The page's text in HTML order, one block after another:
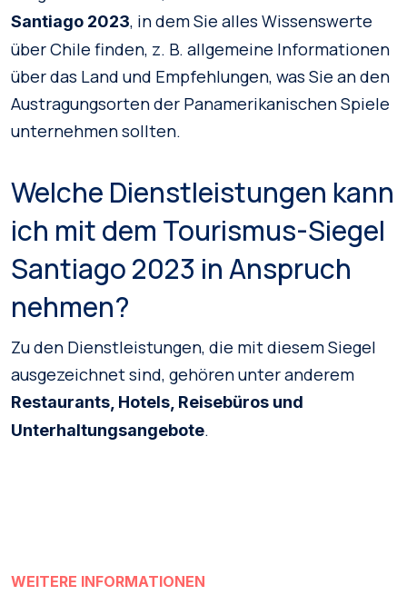
Santiago 2023, in dem Sie alles Wissenswerte
über Chile finden, z. B. allgemeine Informationen
über das Land und Empfehlungen, was Sie an den
Austragungsorten der Panamerikanischen Spiele
unternehmen sollten.
Welche Dienstleistungen kann
ich mit dem Tourismus-Siegel
Santiago 2023 in Anspruch
nehmen?
Zu den Dienstleistungen, die mit diesem Siegel
ausgezeichnet sind, gehören unter anderem
Restaurants, Hotels, Reisebüros und
Unterhaltungsangebote.
WEITERE INFORMATIONEN